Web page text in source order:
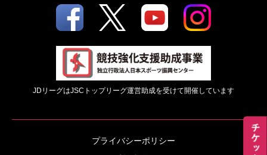
JDリーグはJSCトップリーグ運営助成を受けて開催しています
プライバシーポリシー